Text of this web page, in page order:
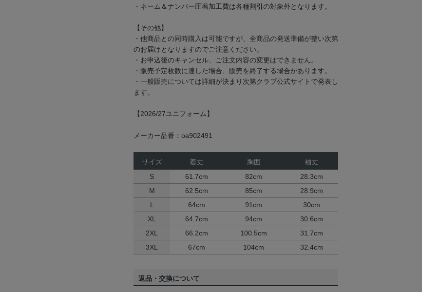
・ネーム＆ナンバー圧着加工費は各種割引の対象外となります。
【その他】
・他商品との同時購入は可能ですが、全商品の発送準備が整い次第
のお届けとなりますのでご注意ください。
・お申込後のキャンセル、ご注文内容の変更はできません。
・販売予定枚数に達した場合、販売を終了する場合があります。
・一般販売については詳細が決まり次第クラブ公式サイトで発表し
ます。
【2026/27ユニフォーム】
メーカー品番：oa902491
サイズ 着丈 胸囲
袖丈
S
61.7cm 82cm
28.3cm
M
62.5cm 85cm
28.9cm
L
64cm 91cm
30cm
XL
64.7cm 94cm
30.6cm
2XL
66.2cm 100.5cm
31.7cm
3XL
67cm 104cm 32.4cm
返品・交換について